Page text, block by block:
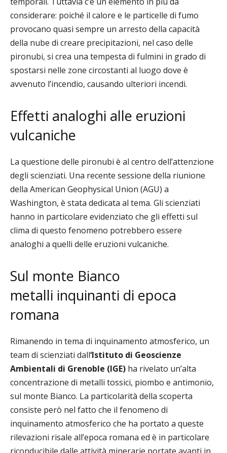
considerare: poiché il calore e le particelle di fumo
provocano quasi sempre un arresto della capacità
della nube di creare precipitazioni, nel caso delle
pironubi, si crea una tempesta di fulmini in grado di
spostarsi nelle zone circostanti al luogo dove è
avvenuto l’incendio, causando ulteriori incendi.
Effetti analoghi alle eruzioni
vulcaniche
La questione delle pironubi è al centro dell’attenzione
degli scienziati. Una recente sessione della riunione
della American Geophysical Union (AGU) a
Washington, è stata dedicata al tema. Gli scienziati
hanno in particolare evidenziato che gli effetti sul
clima di questo fenomeno potrebbero essere
analoghi a quelli delle eruzioni vulcaniche.
Sul monte Bianco
metalli inquinanti di epoca
romana
Rimanendo in tema di inquinamento atmosferico, un
team di scienziati dall‘Istituto di Geoscienze
Ambientali di Grenoble (IGE) ha rivelato un’alta
concentrazione di metalli tossici, piombo e antimonio,
sul monte Bianco. La particolarità della scoperta
consiste però nel fatto che il fenomeno di
inquinamento atmosferico che ha portato a queste
rilevazioni risale all’epoca romana ed è in particolare